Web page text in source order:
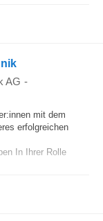
AG -
mit dem
erfolgreichen
In Ihrer Rolle